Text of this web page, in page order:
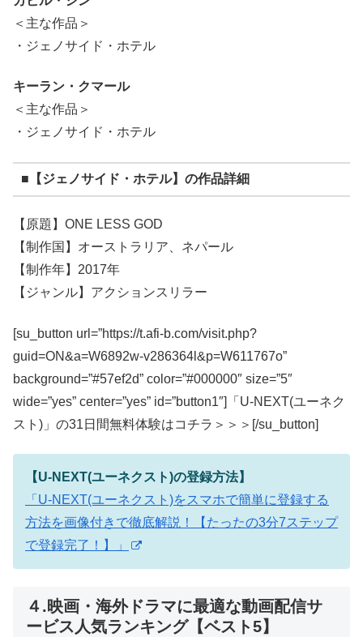
＜主な作品＞
・ジェノサイド・ホテル
キーラン・クマール
＜主な作品＞
・ジェノサイド・ホテル
■【ジェノサイド・ホテル】の作品詳細
【原題】ONE LESS GOD
【制作国】オーストラリア、ネパール
【制作年】2017年
【ジャンル】アクションスリラー
[su_button url=”https://t.afi-b.com/visit.php?
guid=ON&a=W6892w-v286364l&p=W611767o”
background=”#57ef2d” color=”#000000″ size=”5″
wide=”yes” center=”yes” id=”button1″]「U-NEXT(ユーネク
スト)」の31日間無料体験はコチラ＞＞＞[/su_button]
【U-NEXT(ユーネクスト)の登録方法】
「U-NEXT(ユーネクスト)をスマホで簡単に登録する
方法を画像付きで徹底解説！【たったの3分7ステップ
で登録完了！】」
４.映画・海外ドラマに最適な動画配信サ
ービス人気ランキング【ベスト5】